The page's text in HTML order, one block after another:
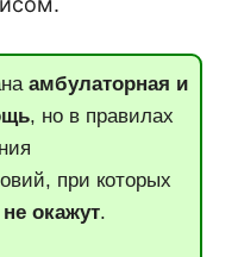
амбулаторная и
, но в правилах
при которых
окажут.